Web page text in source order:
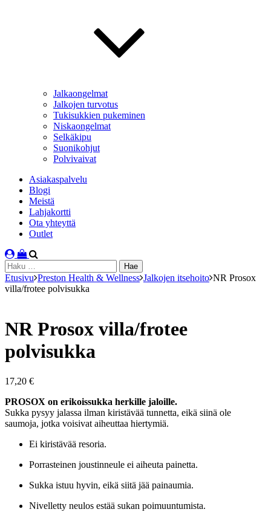
Jalkaongelmat
Jalkojen turvotus
Tukisukkien pukeminen
Niskaongelmat
Selkäkipu
Suonikohjut
Polvivaivat
Asiakaspalvelu
Blogi
Meistä
Lahjakortti
Ota yhteyttä
Outlet
Haku:
Etusivu Preston Health & Wellness Jalkojen itsehoito NR Prosox
villa/frotee polvisukka
NR Prosox villa/frotee
polvisukka
17,20 €
PROSOX on erikoissukka herkille jaloille.
Sukka pysyy jalassa ilman kiristävää tunnetta, eikä siinä ole
saumoja, jotka voisivat aiheuttaa hiertymiä.
Ei kiristävää resoria.
Porrasteinen joustinneule ei aiheuta painetta.
Sukka istuu hyvin, eikä siitä jää painaumia.
Nivelletty neulos estää sukan poimuuntumista.